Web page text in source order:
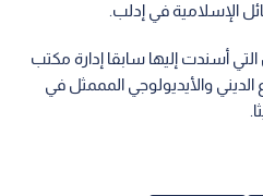
الإسلامية في إدلب.
أسندت إليها سابقا إدارة مكتب
والأيديولوجي المممثل في